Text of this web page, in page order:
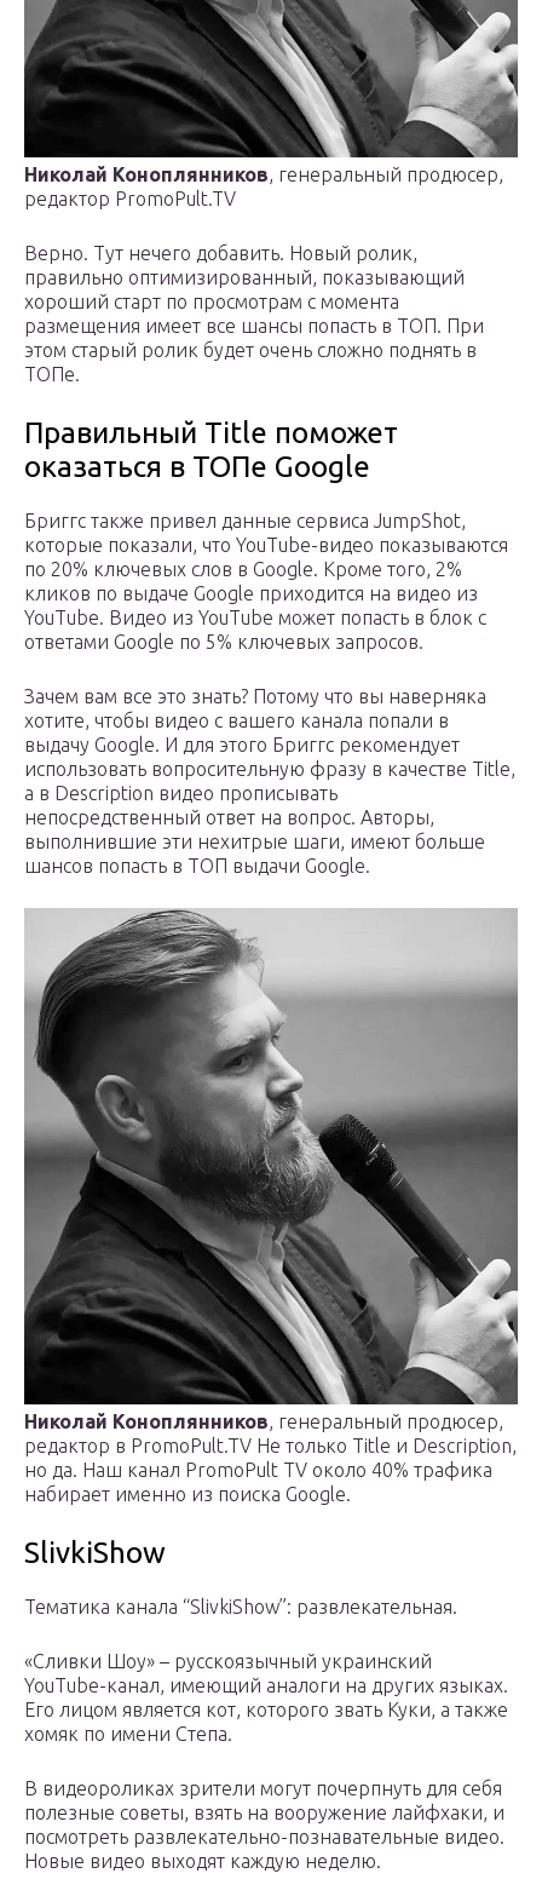
Николай Коноплянников, генеральный продюсер,
редактор PromoPult.TV
Верно. Тут нечего добавить. Новый ролик,
правильно оптимизированный, показывающий
хороший старт по просмотрам с момента
размещения имеет все шансы попасть в ТОП. При
этом старый ролик будет очень сложно поднять в
ТОПе.
Правильный Title поможет
оказаться в ТОПе Google
Бриггс также привел данные сервиса JumpShot,
которые показали, что YouTube-видео показываются
по 20% ключевых слов в Google. Кроме того, 2%
кликов по выдаче Google приходится на видео из
YouTube. Видео из YouTube может попасть в блок с
ответами Google по 5% ключевых запросов.
Зачем вам все это знать? Потому что вы наверняка
хотите, чтобы видео с вашего канала попали в
выдачу Google. И для этого Бриггс рекомендует
использовать вопросительную фразу в качестве Title,
а в Description видео прописывать
непосредственный ответ на вопрос. Авторы,
выполнившие эти нехитрые шаги, имеют больше
шансов попасть в ТОП выдачи Google.
Николай Коноплянников , генеральный продюсер,
редактор в PromoPult.TV Не только Title и Description,
но да. Наш канал PromoPult TV около 40% трафика
набирает именно из поиска Google.
SlivkiShow
Тематика канала “SlivkiShow”: развлекательная.
«Сливки Шоу» – русскоязычный украинский
YouTube-канал, имеющий аналоги на других языках.
Его лицом является кот, которого звать Куки, а также
хомяк по имени Степа.
В видеороликах зрители могут почерпнуть для себя
полезные советы, взять на вооружение лайфхаки, и
посмотреть развлекательно-познавательные видео.
Новые видео выходят каждую неделю.